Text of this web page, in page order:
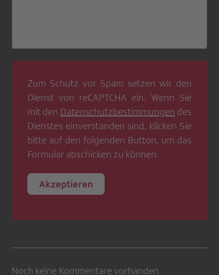
Zum Schutz vor Spam setzen wir den
Dienst von reCAPTCHA ein. Wenn Sie
mit den Datenschutzbestimmungen des
Dienstes einverstanden sind, klicken Sie
bitte auf den folgenden Button, um das
Formular abschicken zu können.
Akzeptieren
Noch keine Kommentare vorhanden